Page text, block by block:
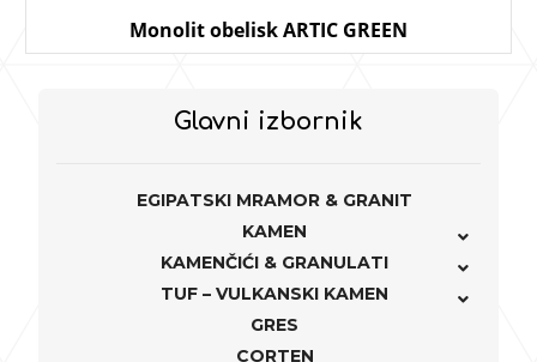
Monolit obelisk ARTIC GREEN
Glavni izbornik
EGIPATSKI MRAMOR & GRANIT
KAMEN
KAMENČIĆI & GRANULATI
TUF – VULKANSKI KAMEN
GRES
CORTEN